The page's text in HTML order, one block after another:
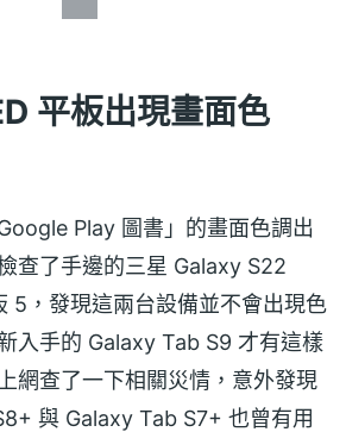
平板出現畫面色
Play 圖書」的畫面色調出
查了手邊的三星 Galaxy S22
5，發現這兩台設備並不會出現色
入手的 Galaxy Tab S9 才有這樣
網查了一下相關災情，意外發現
與 Galaxy Tab S7+ 也曾有用